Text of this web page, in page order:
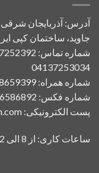
آدرس: آذربایجان شرقی،
جاوید، ساختمان کپی
04137253034
شماره همراه: 09148659399
شماره فکس: 04136586892
پست الکترونیکی: Info[a]copyiran.com
ساعات کاری: از 8 الی 22 شب